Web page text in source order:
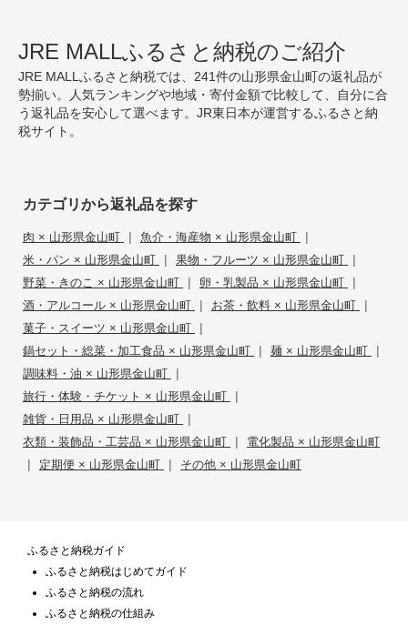
JRE MALLふるさと納税のご紹介
JRE MALLふるさと納税では、241件の山形県金山町の返礼品が
勢揃い。人気ランキングや地域・寄付金額で比較して、自分に合
う返礼品を安心して選べます。JR東日本が運営するふるさと納
税サイト。
カテゴリから返礼品を探す
肉 × 山形県金山町 | 魚介・海産物 × 山形県金山町 |
米・パン × 山形県金山町 | 果物・フルーツ × 山形県金山町 |
野菜・きのこ × 山形県金山町 | 卵・乳製品 × 山形県金山町 |
酒・アルコール × 山形県金山町 | お茶・飲料 × 山形県金山町 |
菓子・スイーツ × 山形県金山町 |
鍋セット・総菜・加工食品 × 山形県金山町 | 麺 × 山形県金山町 |
調味料・油 × 山形県金山町 |
旅行・体験・チケット × 山形県金山町 |
雑貨・日用品 × 山形県金山町 |
衣類・装飾品・工芸品 × 山形県金山町 | 電化製品 × 山形県金山町
| 定期便 × 山形県金山町 | その他 × 山形県金山町
ふるさと納税ガイド
ふるさと納税はじめてガイド
ふるさと納税の流れ
ふるさと納税の仕組み